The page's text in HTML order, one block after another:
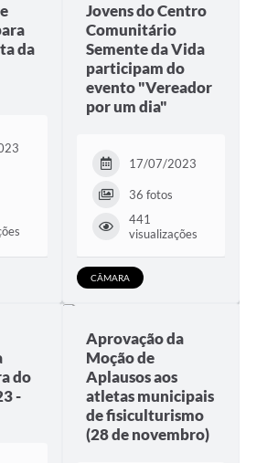
da
Jovens do Centro
Comunitário
Semente da Vida
participam do
evento "Vereador
por um dia"
17/07/2023
36 fotos
441
visualizações
CÂMARA
do
-
Aprovação da
Moção de
Aplausos aos
atletas municipais
de fisiculturismo
(28 de novembro)